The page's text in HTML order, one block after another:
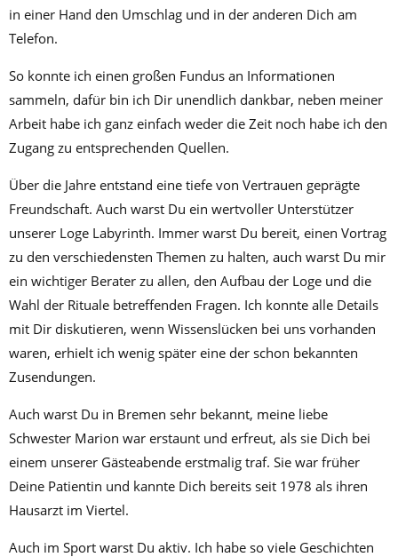
in einer Hand den Umschlag und in der anderen Dich am
Telefon.
So konnte ich einen großen Fundus an Informationen
sammeln, dafür bin ich Dir unendlich dankbar, neben meiner
Arbeit habe ich ganz einfach weder die Zeit noch habe ich den
Zugang zu entsprechenden Quellen.
Über die Jahre entstand eine tiefe von Vertrauen geprägte
Freundschaft. Auch warst Du ein wertvoller Unterstützer
unserer Loge Labyrinth. Immer warst Du bereit, einen Vortrag
zu den verschiedensten Themen zu halten, auch warst Du mir
ein wichtiger Berater zu allen, den Aufbau der Loge und die
Wahl der Rituale betreffenden Fragen. Ich konnte alle Details
mit Dir diskutieren, wenn Wissenslücken bei uns vorhanden
waren, erhielt ich wenig später eine der schon bekannten
Zusendungen.
Auch warst Du in Bremen sehr bekannt, meine liebe
Schwester Marion war erstaunt und erfreut, als sie Dich bei
einem unserer Gästeabende erstmalig traf. Sie war früher
Deine Patientin und kannte Dich bereits seit 1978 als ihren
Hausarzt im Viertel.
Auch im Sport warst Du aktiv. Ich habe so viele Geschichten